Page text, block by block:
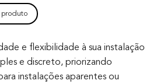
produto
e flexibilidade à sua instalação
e discreto, priorizando
instalações aparentes ou